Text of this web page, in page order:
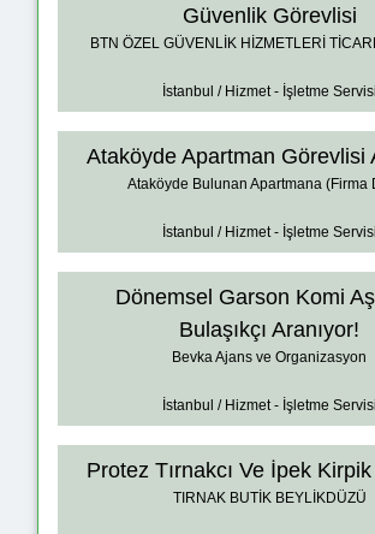
Güvenlik Görevlisi
BTN ÖZEL GÜVENLİK HİZMETLERİ
İstanbul / Hizmet - İşletme Servisi
Ataköyde Apartman Görevlisi
Ataköyde Bulunan Apartmana (Firma
İstanbul / Hizmet - İşletme Servisi
Dönemsel Garson Komi
Bulaşıkçı Aranıyor!
Bevka Ajans ve Organizasyon
İstanbul / Hizmet - İşletme Servisi
Protez Tırnakcı Ve İpek Kirpik
TIRNAK BUTİK BEYLİKDÜZÜ